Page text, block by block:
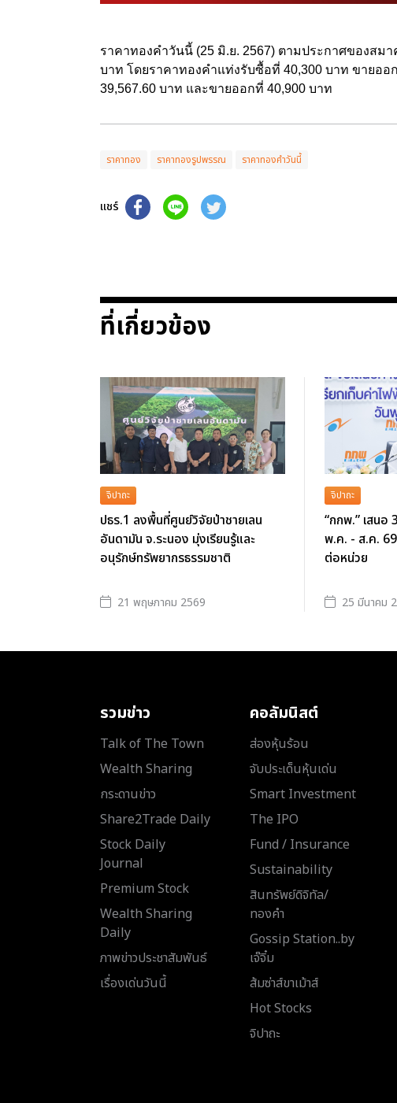
ราคาทองคำวันนี้ (25 มิ.ย. 2567) ตามประกาศของสม
บาท โดยราคาทองคำแท่งรับซื้อที่ 40,300 บาท ขายอ
39,567.60 บาท และขายออกที่ 40,900 บาท
ราคาทอง ราคาทองรูปพรรณ ราคาทองคำวันนี้
แชร์
ที่เกี่ยวข้อง
จิปาถะ
ปธร.1 ลงพื้นที่ศูนย์วิจัยป่าชายเลน
อันดามัน จ.ระนอง มุ่งเรียนรู้และ
อนุรักษ์ทรัพยากรธรรมชาติ
21 พฤษภาคม 2569
จิปาถะ
“กกพ.” เสนอ
พ.ค. - ส.ค.
ต่อหน่วย
25 มีนาคม
รวมข่าว
Talk of The Town
Wealth Sharing
กระดานข่าว
Share2Trade Daily
Stock Daily
Journal
Premium Stock
Wealth Sharing
Daily
ภาพข่าวประชาสัมพันธ์
เรื่องเด่นวันนี้
คอลัมนิสต์
ส่องหุ้นร้อน
จับประเด็นหุ้นเด่น
Smart Investment
The IPO
Fund / Insurance
Sustainability
สินทรัพย์ดิจิทัล/
ทองคำ
Gossip Station..by
เจ๊จิ๋ม
ส้มซ่าส์ขาเม้าส์
Hot Stocks
จิปาถะ